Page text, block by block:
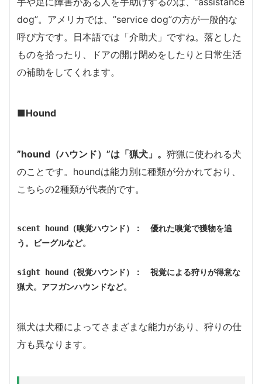
dog”。アメリカでは、”service dog”の方が一般的な
呼び方です。日本語では「介助犬」ですね。落とした
ものを拾ったり、ドアの開け閉めをしたりと日常生活
の補助をしてくれます。
■Hound
”hound（ハウンド）”は「猟犬」。 狩猟に使われる犬
のことです。houndは能力別に種類が分かれており、
こちらの2種類が代表的です。
scent hound（嗅覚ハウンド）：　優れた嗅覚で獲物を追
う。ビーグルなど。
sight hound（視覚ハウンド）：　視覚による狩りが得意な
猟犬。アフガンハウンドなど。
猟犬は犬種によってさまざまな能力があり、狩りの仕
方も異なります。